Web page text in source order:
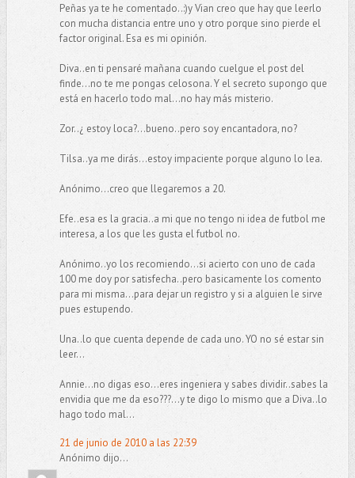
Peñas ya te he comentado..:)y Vian creo que hay que leerlo
con mucha distancia entre uno y otro porque sino pierde el
factor original. Esa es mi opinión.
Diva..en ti pensaré mañana cuando cuelgue el post del
finde...no te me pongas celosona. Y el secreto supongo que
está en hacerlo todo mal...no hay más misterio.
Zor..¿ estoy loca?...bueno..pero soy encantadora, no?
Tilsa..ya me dirás...estoy impaciente porque alguno lo lea.
Anónimo...creo que llegaremos a 20.
Efe..esa es la gracia..a mi que no tengo ni idea de futbol me
interesa, a los que les gusta el futbol no.
Anónimo..yo los recomiendo...si acierto con uno de cada
100 me doy por satisfecha..pero basicamente los comento
para mi misma...para dejar un registro y si a alguien le sirve
pues estupendo.
Una..lo que cuenta depende de cada uno. YO no sé estar sin
leer...
Annie...no digas eso...eres ingeniera y sabes dividir..sabes la
envidia que me da eso???...y te digo lo mismo que a Diva..lo
hago todo mal...
21 de junio de 2010 a las 22:39
Anónimo dijo...